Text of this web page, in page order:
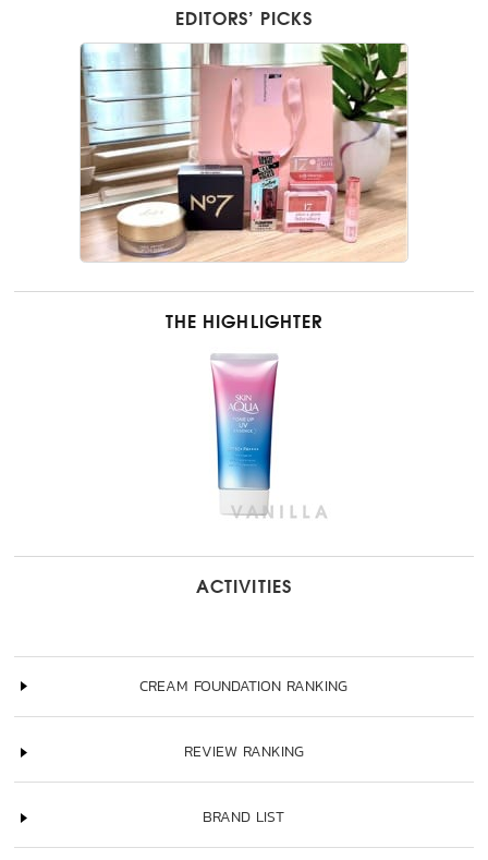
EDITORS’ PICKS
THE HIGHLIGHTER
ACTIVITIES
CREAM FOUNDATION RANKING
REVIEW RANKING
BRAND LIST